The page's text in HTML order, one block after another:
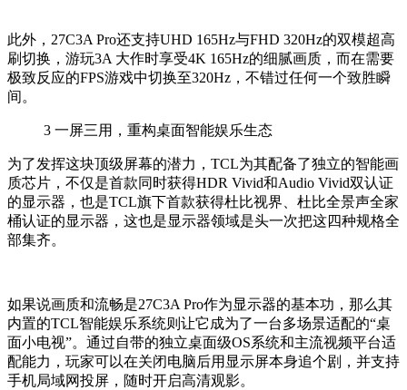
此外， 27C3A Pro还支持UHD 165Hz与FHD 320Hz的双模超高
刷切换，游玩3A 大作时享受4K 165Hz的细腻画质，而在需要
极致反应的FPS游戏中切换至320Hz ，不错过任何一个致胜瞬
间。
3 一屏三用，重构桌面智能娱乐生态
为了发挥这块顶级屏幕的潜力， TCL为其配备了独立的智能画
质芯片，不仅是首款同时获得HDR Vivid和Audio Vivid双认证
的显示器，也是TCL旗下首款获得杜比视界、杜比全景声全家
桶认证的显示器，这也是显示器领域是头一次把这四种规格全
部集齐。
如果说画质和流畅是27C3A Pro作为显示器的基本功，那么其
内置的TCL智能娱乐系统则让它成为了一台多场景适配的“桌
面小电视”。通过自带的独立桌面级OS系统和主流视频平台适
配能力，玩家可以在关闭电脑后用显示屏本身追个剧，并支持
手机局域网投屏，随时开启高清观影。